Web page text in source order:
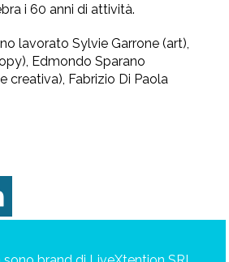
i 60 anni di attività.
lavorato Sylvie Garrone (art),
Edmondo Sparano
creativa), Fabrizio Di Paola